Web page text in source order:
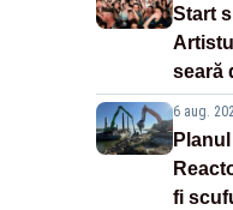
Start
seară
6 aug.
fi